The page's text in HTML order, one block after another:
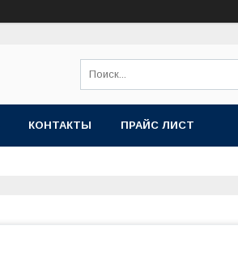
КОНТАКТЫ ПРАЙС ЛИСТ